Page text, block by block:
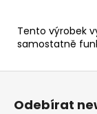
Tento výrobek
samostatně
m
e
Z
Odebírat